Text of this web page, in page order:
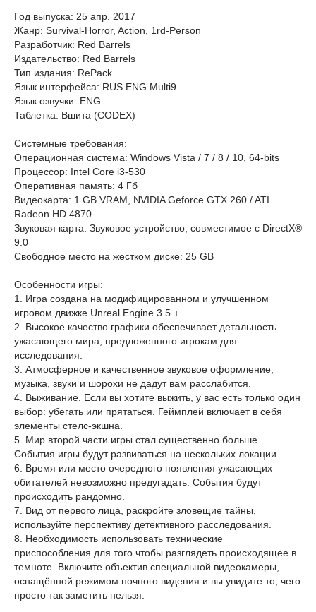
Год выпуска: 25 апр. 2017
Жанр: Survival-Horror, Action, 1rd-Person
Разработчик: Red Barrels
Издательство: Red Barrels
Тип издания: RePack
Язык интерфейса: RUS ENG Multi9
Язык озвучки: ENG
Таблетка: Вшита (CODEX)
Системные требования:
Операционная система: Windows Vista / 7 / 8 / 10, 64-bits
Процессор: Intel Core i3-530
Оперативная память: 4 Гб
Видеокарта: 1 GB VRAM, NVIDIA Geforce GTX 260 / ATI
Radeon HD 4870
Звуковая карта: Звуковое устройство, совместимое с DirectX®
9.0
Свободное место на жестком диске: 25 GB
Особенности игры:
1. Игра создана на модифицированном и улучшенном
игровом движке Unreal Engine 3.5 +
2. Высокое качество графики обеспечивает детальность
ужасающего мира, предложенного игрокам для
исследования.
3. Атмосферное и качественное звуковое оформление,
музыка, звуки и шорохи не дадут вам расслабится.
4. Выживание. Если вы хотите выжить, у вас есть только один
выбор: убегать или прятаться. Геймплей включает в себя
элементы стелс-экшна.
5. Мир второй части игры стал существенно больше.
События игры будут развиваться на нескольких локации.
6. Время или место очередного появления ужасающих
обитателей невозможно предугадать. События будут
происходить рандомно.
7. Вид от первого лица, раскройте зловещие тайны,
используйте перспективу детективного расследования.
8. Необходимость использовать технические
приспособления для того чтобы разглядеть происходящее в
темноте. Включите объектив специальной видеокамеры,
оснащённой режимом ночного видения и вы увидите то, чего
просто так заметить нельзя.